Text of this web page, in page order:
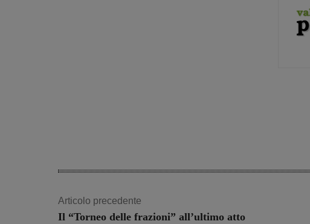
Articolo precedente
Il “Torneo delle frazioni” all’ultimo atto